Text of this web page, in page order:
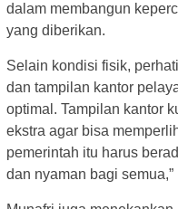
dalam membangun
yang diberikan.
Selain kondisi fisik,
dan tampilan kantor
optimal. Tampilan kantor
ekstra agar bisa
pemerintah itu harus
dan nyaman bagi semua,”